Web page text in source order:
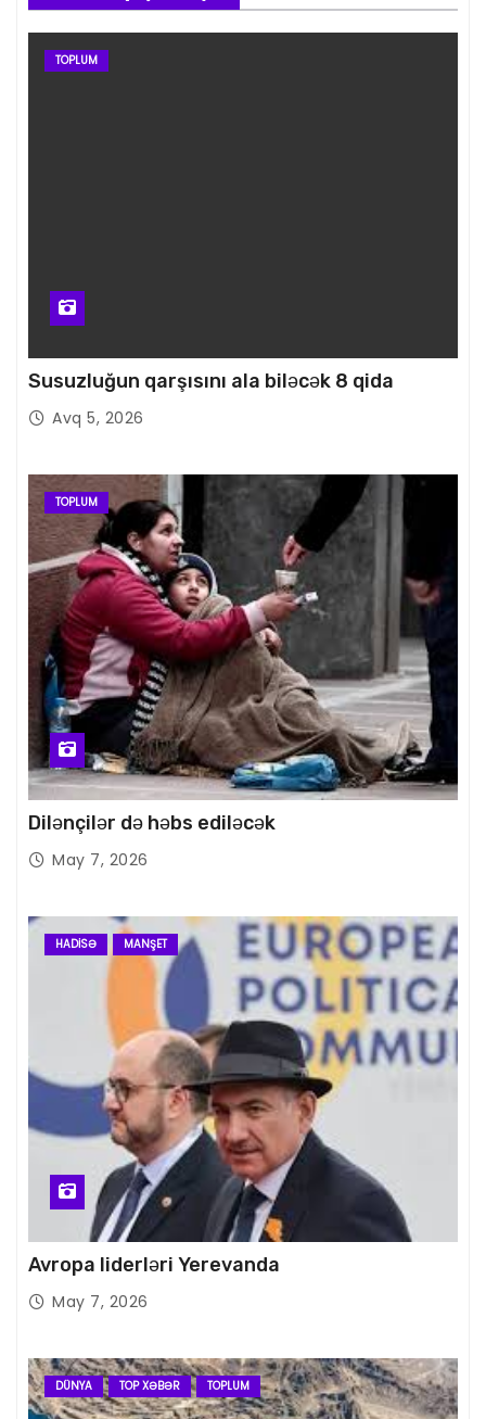
TOPLUM
Susuzluğun qarşısını ala biləcək 8 qida
Avq 5, 2026
TOPLUM
Dilənçilər də həbs ediləcək
May 7, 2026
HADISƏ MANŞET
Avropa liderləri Yerevanda
May 7, 2026
DÜNYA TOP XƏBƏR TOPLUM